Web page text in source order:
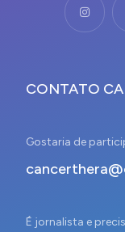
CONTATO
Gostaria de
É jornalista e